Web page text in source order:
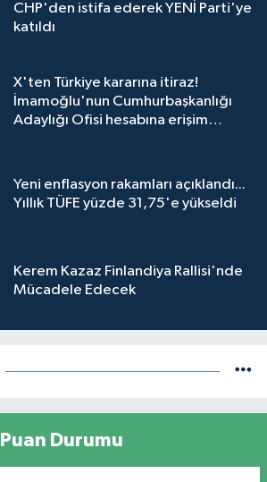
CHP'den istifa ederek YENİ Parti'ye
katıldı
X'ten Türkiye kararına itiraz!
İmamoğlu'nun Cumhurbaşkanlığı
Adaylığı Ofisi hesabına erişim
Yeni enflasyon rakamları açıklandı...
Yıllık TÜFE yüzde 31,75'e yükseldi
Kerem Kazaz Finlandiya Rallisi'nde
Mücadele Edecek
Durumu